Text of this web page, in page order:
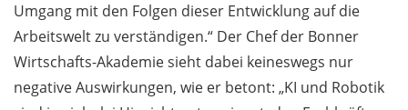
Umgang mit den Folgen dieser Entwicklung auf die
Arbeitswelt zu verständigen.“ Der Chef der Bonner
Wirtschafts-Akademie sieht dabei keineswegs nur
negative Auswirkungen, wie er betont: „KI und Robotik